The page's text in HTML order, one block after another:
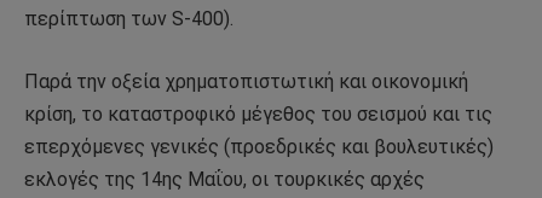
περίπτωση των S-400).
Παρά την οξεία χρηματοπιστωτική και οικονομική
κρίση, το καταστροφικό μέγεθος του σεισμού και τις
επερχόμενες γενικές (προεδρικές και βουλευτικές)
εκλογές της 14ης Μαΐου, οι τουρκικές αρχές